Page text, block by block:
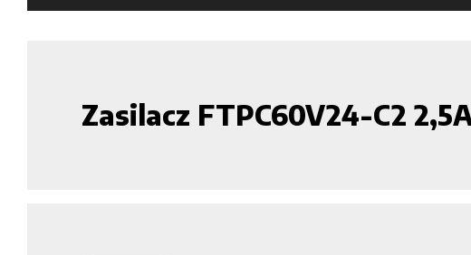
Zasilacz FTPC60V24-C2